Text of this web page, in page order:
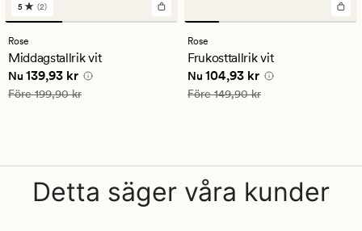
2
omdömen
med
ett
genomsnittligt
betyg
på
5
5 (2)
Rose
Middagstallrik vit
Nuvarande pris
Nu 139,93 kr
Ordinarie pris 199,90 kr
Före199,90 kr
Rose
Frukosttallrik vit
Nuvarande pris
Nu 104,93 kr
Ordinarie pris 149,90 kr
Före149,90 kr
Detta säger våra kunder